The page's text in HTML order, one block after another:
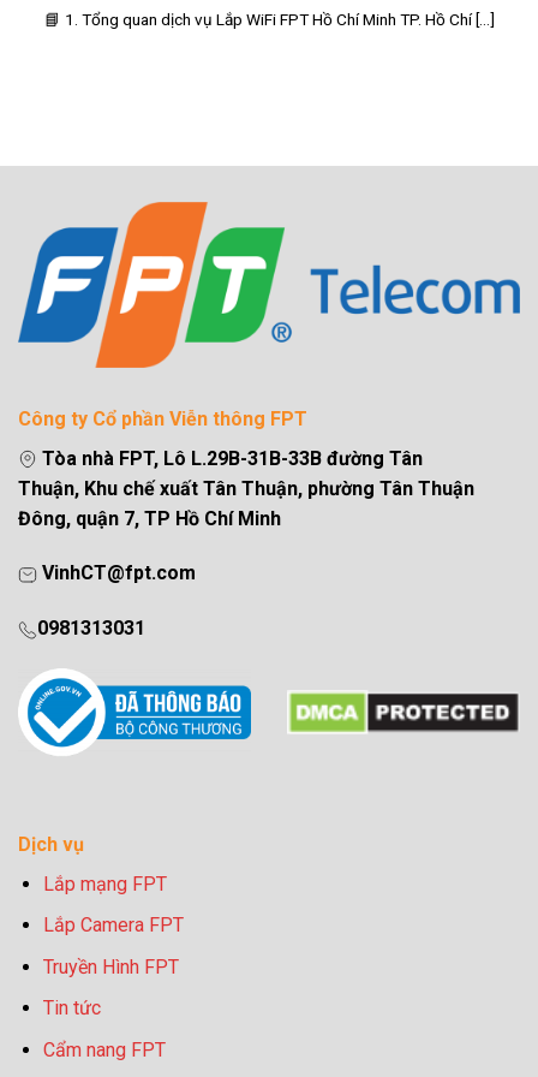
📘 1. Tổng quan dịch vụ Lắp WiFi FPT Hồ Chí Minh TP. Hồ Chí [...]
Công ty Cổ phần Viễn thông FPT
Tòa nhà FPT, Lô L.29B-31B-33B đường Tân
Thuận, Khu chế xuất Tân Thuận, phường Tân Thuận
Đông, quận 7, TP Hồ Chí Minh
VinhCT@fpt.com
0981313031
Dịch vụ
Lắp mạng FPT
Lắp Camera FPT
Truyền Hình FPT
Tin tức
Cẩm nang FPT